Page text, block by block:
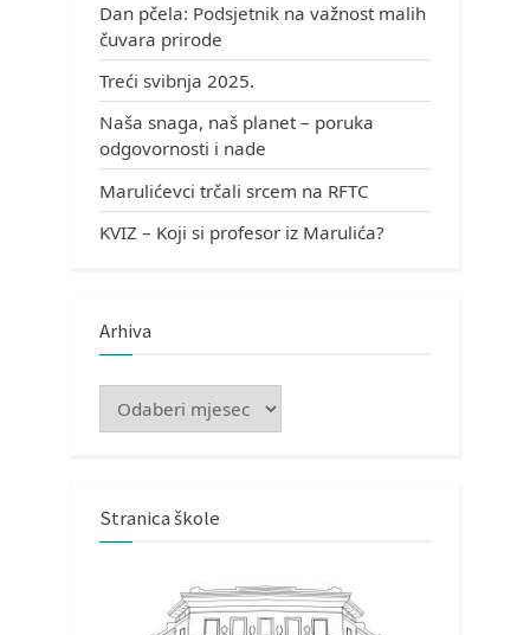
Dan pčela: Podsjetnik na važnost malih
čuvara prirode
Treći svibnja 2025.
Naša snaga, naš planet – poruka
odgovornosti i nade
Marulićevci trčali srcem na RFTC
KVIZ – Koji si profesor iz Marulića?
Arhiva
Arhiva
Stranica škole